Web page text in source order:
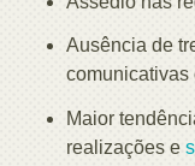
Ausência de
comunicativas
Maior
realizações e